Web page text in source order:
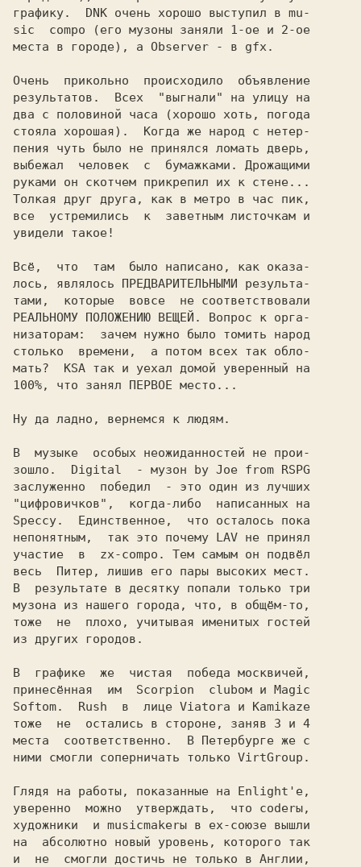
графику.  DNK очень хорошо выступил в mu-
sic  compo (его музоны заняли 1-ое и 2-ое
местa в городе), а Observer - в gfx.
Очень  прикольно  происходило  объявление
результатов.  Всех  "выгнали" на улицу на
два с половиной часа (хорошо хоть, погода
стояла хорошая).  Когда же народ с нетер-
пения чуть было не принялся ломать дверь,
выбежал  человек  с  бумажками. Дрожащими
руками он скотчем прикрепил их к стене...
Толкая друг друга, как в метро в час пик,
все  устремились  к  заветным листочкам и
увидели такое!
Всё,  что  там  было написано, как оказа-
лось, являлось ПРЕДВАРИТЕЛЬНЫМИ результа-
тами,  которые  вовсе  не соответствовали
РЕАЛЬНОМУ ПОЛОЖЕНИЮ ВЕЩЕЙ. Вопрос к орга-
низаторам:  зачем нужно было томить народ
столько  времени,  а потом всех так обло-
мать?  KSA так и уехал домой уверенный на
100%, что занял ПЕРВОЕ место...
Ну да ладно, вернемся к людям.
В  музыке  особых неожиданностей не прои-
зошло.  Digital  - музон by Joe from RSPG
заслуженно  победил  - это один из лучших
"цифровичков",  когда-либо  написанных на
Speccy.  Единственное,  что осталось пока
непонятным,  так это почему LAV не принял
участие  в  zx-compo. Тем самым он подвёл
весь  Питер, лишив его пары высоких мест.
В  результате в десятку попали только три
музона из нашего города, что, в общём-то,
тоже  не  плохо, учитывая именитых гостей
из других городов.
В  графике  же  чистая  победа москвичей,
принесённая  им  Scorpion  clubом и Magic
Softom.  Rush  в  лице Viatorа и Kamikaze
тоже  не  остались в стороне, заняв 3 и 4
места  соответственно.  В Петербурге же с
ними смогли соперничать только VirtGroup.
Глядя на работы, показанные на Enlight'е,
уверенно  можно  утверждать,  что coderы,
художники  и musicmakerы в ex-союзе вышли
на  абсолютно новый уровень, которого так
и  не  смогли достичь не только в Англии,